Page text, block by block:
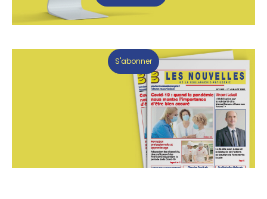
S'abonner